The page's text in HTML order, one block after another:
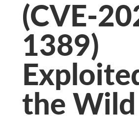
(CVE-
1389)
the Wild